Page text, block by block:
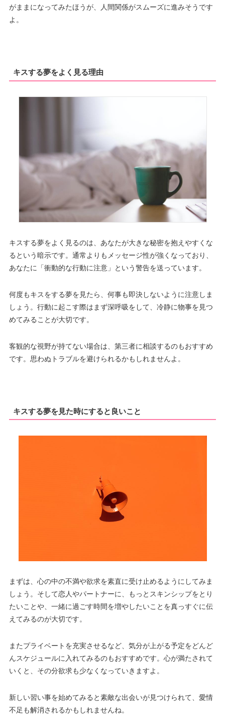
がままになってみたほうが、人間関係がスムーズに進みそうです
よ。
キスする夢をよく見る理由
キスする夢をよく見るのは、あなたが大きな秘密を抱えやすくな
るという暗示です。通常よりもメッセージ性が強くなっており、
あなたに「衝動的な行動に注意」という警告を送っています。
何度もキスをする夢を見たら、何事も即決しないように注意しま
しょう。行動に起こす際はまず深呼吸をして、冷静に物事を見つ
めてみることが大切です。
客観的な視野が持てない場合は、第三者に相談するのもおすすめ
です。思わぬトラブルを避けられるかもしれませんよ。
キスする夢を見た時にすると良いこと
まずは、心の中の不満や欲求を素直に受け止めるようにしてみま
しょう。そして恋人やパートナーに、もっとスキンシップをとり
たいことや、一緒に過ごす時間を増やしたいことを真っすぐに伝
えてみるのが大切です。
またプライベートを充実させるなど、気分が上がる予定をどんど
んスケジュールに入れてみるのもおすすめです。心が満たされて
いくと、その分欲求も少なくなっていきますよ。
新しい習い事を始めてみると素敵な出会いが見つけられて、愛情
不足も解消されるかもしれませんね。